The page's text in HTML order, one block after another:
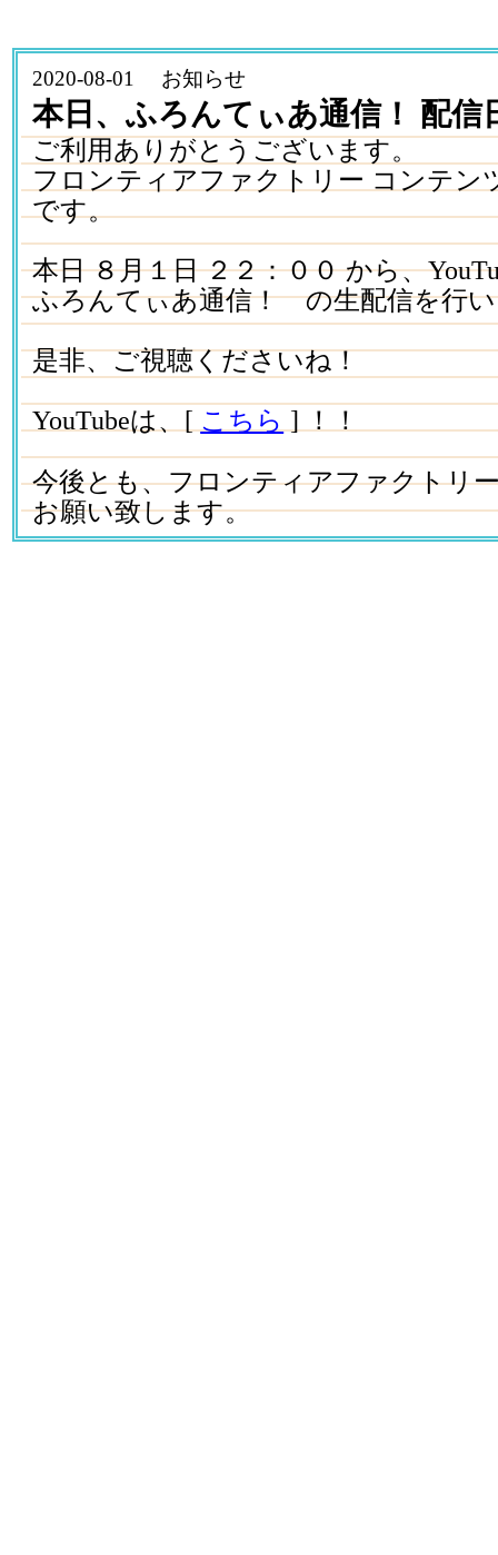
2020-08-01 お知らせ
本日、ふろんてぃあ通信！ 配信
ご利用ありがとうございます。
フロンティアファクトリー コンテン
です。
本日 ８月１日 ２２：００ から、
ふろんてぃあ通信！ の生配信を行
是非、ご視聴くださいね！
YouTubeは、[ こちら ] ！！
今後とも、フロンティアファクトリ
お願い致します。